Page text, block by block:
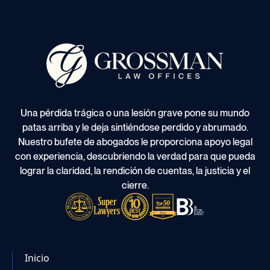
Una pérdida trágica o una lesión grave pone su mundo
patas arriba y le deja sintiéndose perdido y abrumado.
Nuestro bufete de abogados le proporciona apoyo legal
con experiencia, descubriendo la verdad para que pueda
lograr la claridad, la rendición de cuentas, la justicia y el
cierre.
Inicio